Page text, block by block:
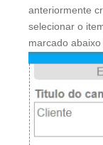
anteriormente
selecionar o
marcado